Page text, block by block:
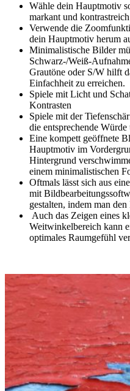
Wähle dein Hauptmotiv
markant und
Verwende die
dein Hauptmotiv herum
Minimalistische Bilder
Schwarz-/Weiß-
Grautöne oder S/W hilft
Einfachheit zu erreichen.
Spiele mit Licht und
Kontrasten
Spiele mit der
die entsprechende
Eine kompett geöffnete
Hauptmotiv im
Hintergrund
einem minimalistischen
Oftmals lässt sich aus
mit
gestalten, indem man
Auch das Zeigen eines
Weitwinkelbereich kann
optimales Raumgefühl